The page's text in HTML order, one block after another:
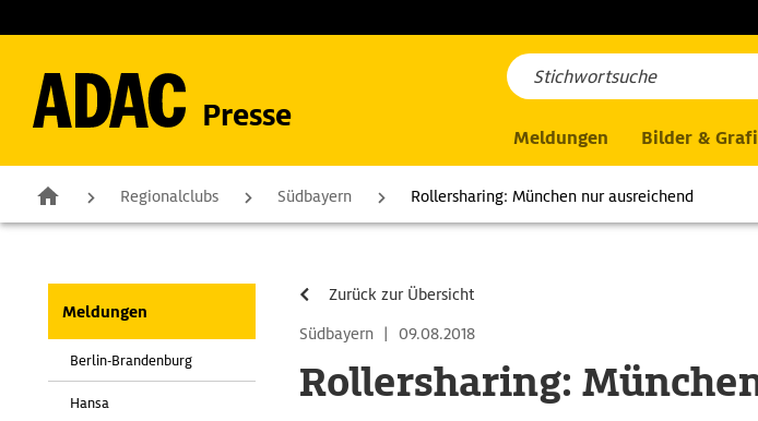
Presse
Meldungen Bilder &
Regionalclubs Südbayern Rollersharing: München nur ausreichend
Meldungen
Berlin-Brandenburg
Hansa
Zurück zur Übersicht
Südbayern | 09.08.2018
Rollersharing: